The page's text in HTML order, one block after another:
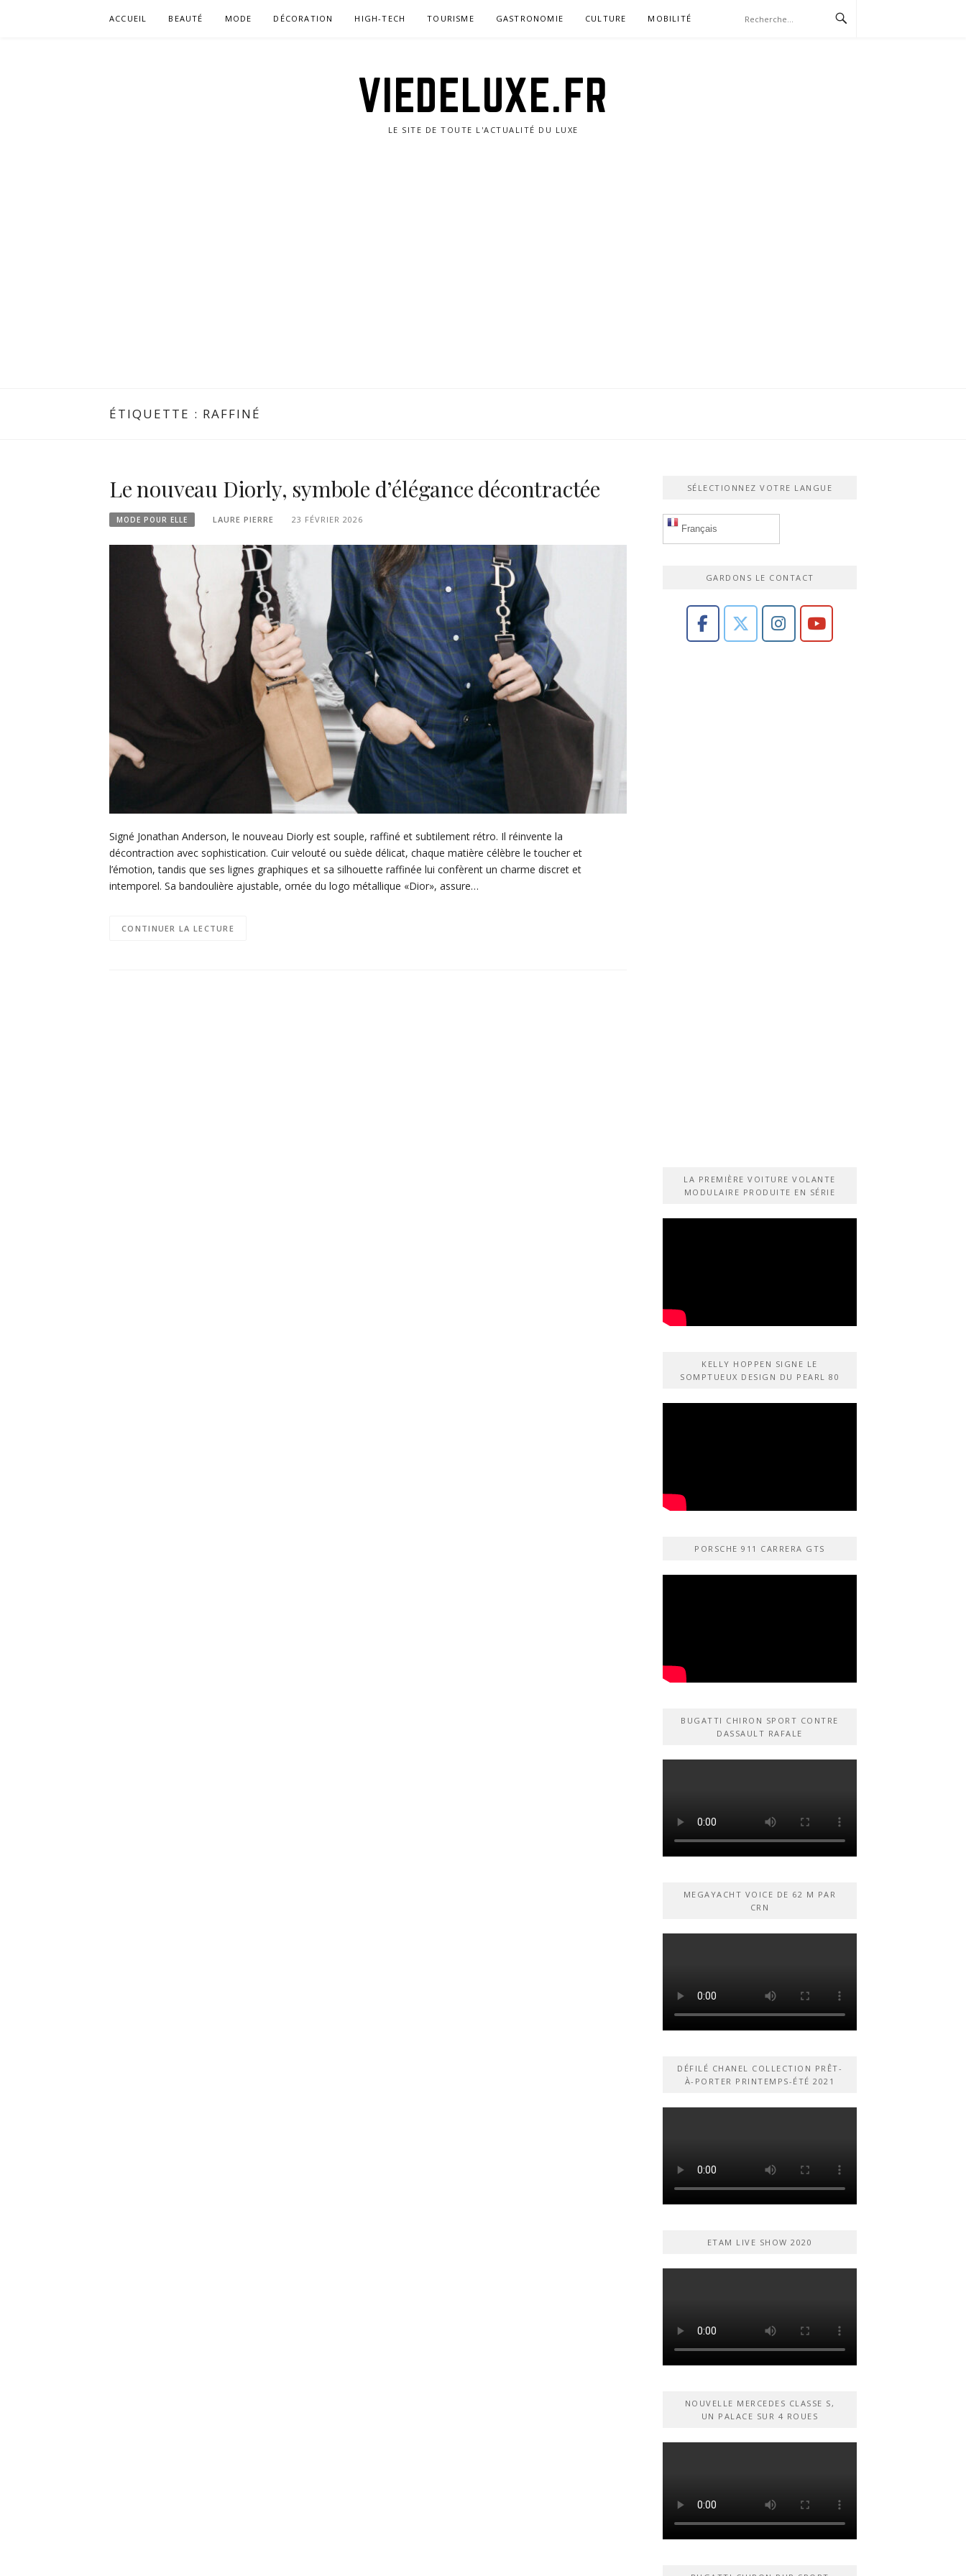
ACCUEIL BEAUTÉ MODE DÉCORATION HIGH-TECH TOURISME GASTRONOMIE CULTURE MOBILITÉ
VIEDELUXE.FR
LE SITE DE TOUTE L'ACTUALITÉ DU LUXE
ÉTIQUETTE : RAFFINÉ
Le nouveau Diorly, symbole d’élégance décontractée
MODE POUR ELLE LAURE PIERRE 23 FÉVRIER 2026
Signé Jonathan Anderson, le nouveau Diorly est souple, raffiné et subtilement rétro. Il réinvente la
décontraction avec sophistication. Cuir velouté ou suède délicat, chaque matière célèbre le toucher et
l’émotion, tandis que ses lignes graphiques et sa silhouette raffinée lui confèrent un charme discret et
intemporel. Sa bandoulière ajustable, ornée du logo métallique «Dior», assure…
CONTINUER LA LECTURE
SÉLECTIONNEZ VOTRE LANGUE
Français
GARDONS LE CONTACT
LA PREMIÈRE VOITURE VOLANTE
MODULAIRE PRODUITE EN SÉRIE
KELLY HOPPEN SIGNE LE
SOMPTUEUX DESIGN DU PEARL 80
PORSCHE 911 CARRERA GTS
BUGATTI CHIRON SPORT CONTRE
DASSAULT RAFALE
MEGAYACHT VOICE DE 62 M PAR
CRN
DÉFILÉ CHANEL COLLECTION PRÊT-
À-PORTER PRINTEMPS-ÉTÉ 2021
ETAM LIVE SHOW 2020
NOUVELLE MERCEDES CLASSE S,
UN PALACE SUR 4 ROUES